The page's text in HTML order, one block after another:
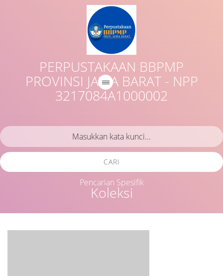
PERPUSTAKAAN BBPMP
PROVINSI JAWA BARAT - NPP
3217084A1000002
Koleksi
CARI
Pencarian Spesifik